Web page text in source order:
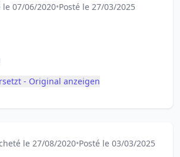
le 07/06/2020•Posté le 27/03/2025
- Original anzeigen
le 27/08/2020•Posté le 03/03/2025